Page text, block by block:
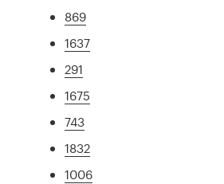
869
1637
291
1675
743
1832
1006